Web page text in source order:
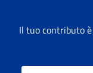
Il tuo contributo